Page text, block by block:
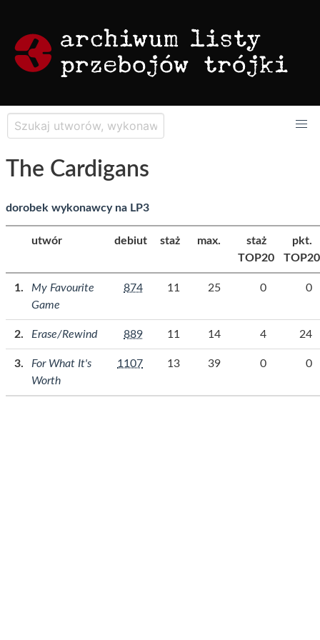
The Cardigans
dorobek wykonawcy na LP3
utwór debiut staż max.
staż
TOP20
pkt.
TOP20
My Favourite
Game
874 11 25 0 0
Erase/Rewind 889 11 14 4 24
For What It's
Worth
1107 13 39 0 0